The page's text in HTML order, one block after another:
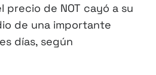
precio de NOT cayó a su
de una importante
días, según